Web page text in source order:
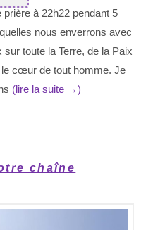
à 22h22 pendant 5
nous enverrons avec
toute la Terre, de la Paix
cœur de tout homme. Je
(lire la suite →)
chaîne